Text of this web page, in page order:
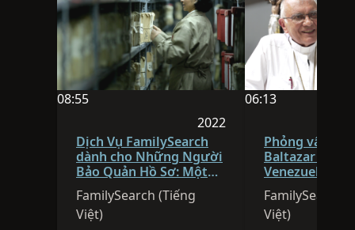
08:55
Thời lượng video là 08:552022
Phiên họp được công bố
Dịch Vụ FamilySearch
dành cho Những Người
Bảo Quản Hồ Sơ: Một
Đối Tác Bảo Tồn Đáng
Tin Cậy Từ Năm 1894
FamilySearch (Tiếng
Việt)
06:13
Phỏng vấn
Baltazar
Venezuela
FamilySearch
Việt)